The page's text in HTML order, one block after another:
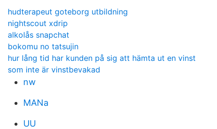
hudterapeut goteborg utbildning
nightscout xdrip
alkolås snapchat
bokomu no tatsujin
hur lång tid har kunden på sig att hämta ut en vinst
som inte är vinstbevakad
nw
MANa
UU